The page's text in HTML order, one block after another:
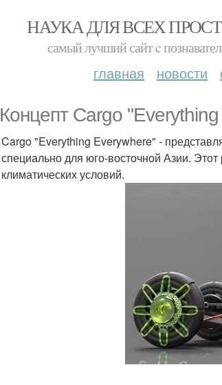
НАУКА ДЛЯ ВСЕХ
самый лучший сайт c
главная новости
Концепт Cargo
Cargo "Everything Everywhere" -
специально для юго-восточной Азии.
климатических условий.